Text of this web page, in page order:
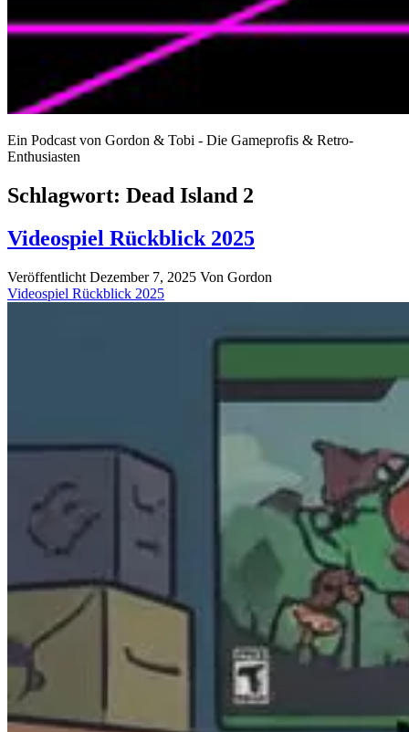
Ein Podcast von Gordon & Tobi - Die Gameprofis & Retro-
Enthusiasten
Schlagwort: Dead Island 2
Videospiel Rückblick 2025
Veröffentlicht Dezember 7, 2025 Von Gordon
Videospiel Rückblick 2025